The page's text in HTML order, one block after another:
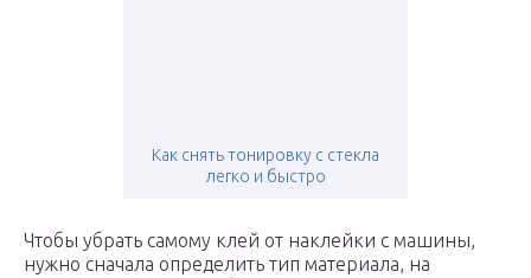
Как снять тонировку с стекла
легко и быстро
Чтобы убрать самому клей от наклейки с машины,
нужно сначала определить тип материала, на